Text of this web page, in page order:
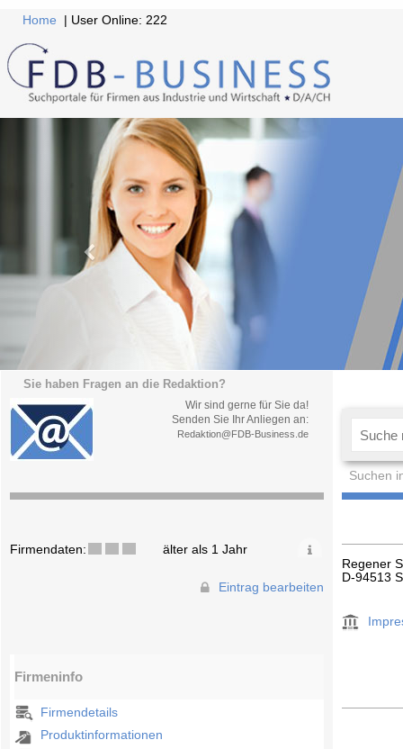
Home | User Online: 222
Sie haben Fragen an die Redaktion?
Wir sind gerne für Sie da!
Senden Sie Ihr Anliegen an:
Redaktion@FDB-Business.de
Suchen
Firmendaten: älter als 1 Jahr
Eintrag bearbeiten
Firmeninfo
Firmendetails
Produktinformationen
Regener
D-94513